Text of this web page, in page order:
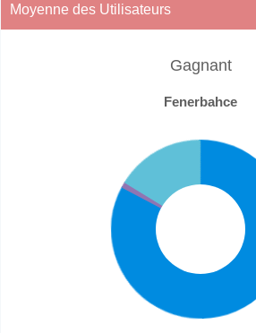
Moyenne des Utilisateurs
Gagnant
Fenerbahce